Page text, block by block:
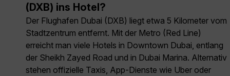
(DXB) ins Hotel?
Der Flughafen Dubai (DXB) liegt etwa 5 Kilometer vom
Stadtzentrum entfernt. Mit der Metro (Red Line)
erreicht man viele Hotels in Downtown Dubai, entlang
der Sheikh Zayed Road und in Dubai Marina. Alternativ
stehen offizielle Taxis, App-Dienste wie Uber oder